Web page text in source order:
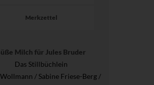
Merkzettel
Milch für Jules Bruder
Das Stillbüchlein
/ Sabine Friese-Berg /